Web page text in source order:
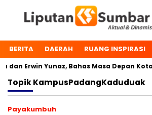
BERITA DAERAH RUANG INSPIRASI
Erwin Yunaz, Bahas Masa Depan Kota
TopikKampusPadangKaduduak
Payakumbuh